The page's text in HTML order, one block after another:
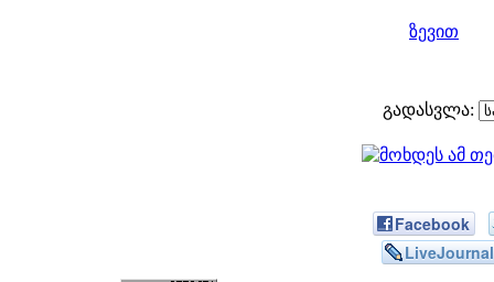
ზევით
გადასვლა:
Facebook
LiveJournal